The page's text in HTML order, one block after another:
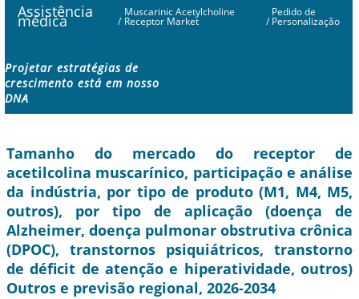
Assistência
médica /
Muscarinic Acetylcholine
Receptor Market /
Pedido de
Personalização
Projetar estratégias de
crescimento está em nosso
DNA
Tamanho do mercado do receptor de
acetilcolina muscarínico, participação e análise
da indústria, por tipo de produto (M1, M4, M5,
outros), por tipo de aplicação (doença de
Alzheimer, doença pulmonar obstrutiva crônica
(DPOC), transtornos psiquiátricos, transtorno
de déficit de atenção e hiperatividade, outros)
Outros e previsão regional, 2026-2034